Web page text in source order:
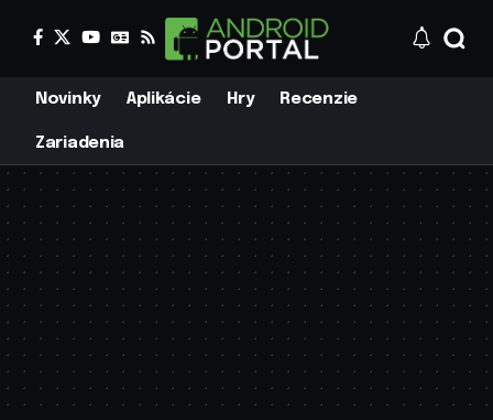
Novinky Aplikácie Hry Recenzie
Zariadenia